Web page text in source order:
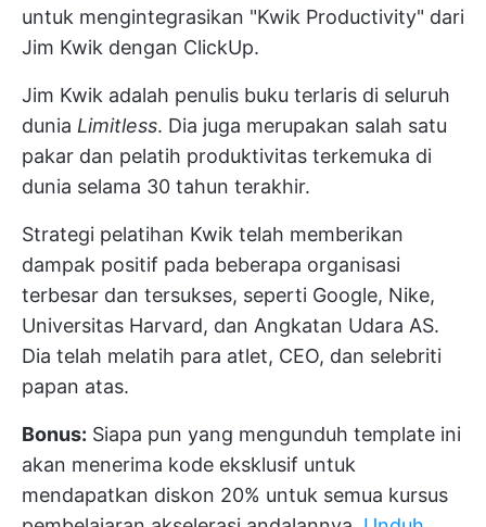
untuk mengintegrasikan "Kwik Productivity" dari
Jim Kwik dengan ClickUp.
Jim Kwik adalah penulis buku terlaris di seluruh
dunia Limitless. Dia juga merupakan salah satu
pakar dan pelatih produktivitas terkemuka di
dunia selama 30 tahun terakhir.
Strategi pelatihan Kwik telah memberikan
dampak positif pada beberapa organisasi
terbesar dan tersukses, seperti Google, Nike,
Universitas Harvard, dan Angkatan Udara AS.
Dia telah melatih para atlet, CEO, dan selebriti
papan atas.
Bonus: Siapa pun yang mengunduh template ini
akan menerima kode eksklusif untuk
mendapatkan diskon 20% untuk semua kursus